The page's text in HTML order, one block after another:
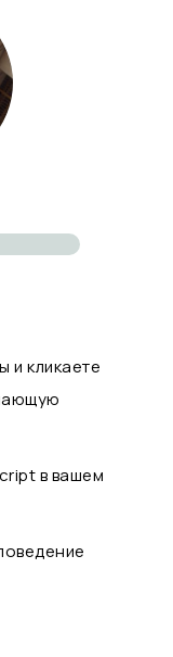
и кликаете
в вашем